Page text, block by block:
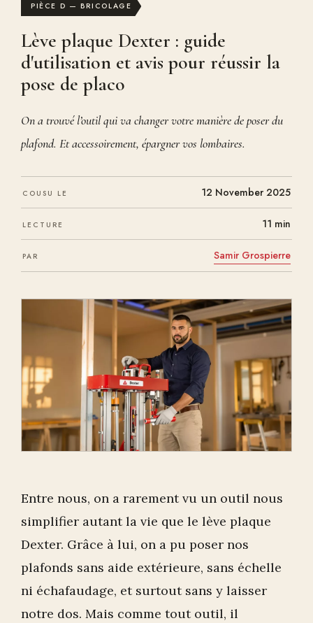
PIÈCE D — BRICOLAGE
Lève plaque Dexter : guide
d'utilisation et avis pour réussir la
pose de placo
On a trouvé l’outil qui va changer votre manière de poser du
plafond. Et accessoirement, épargner vos lombaires.
COUSU LE 12 November 2025
LECTURE 11 min
PAR Samir Grospierre
Entre nous, on a rarement vu un outil nous
simplifier autant la vie que le lève plaque
Dexter. Grâce à lui, on a pu poser nos
plafonds sans aide extérieure, sans échelle
ni échafaudage, et surtout sans y laisser
notre dos. Mais comme tout outil, il